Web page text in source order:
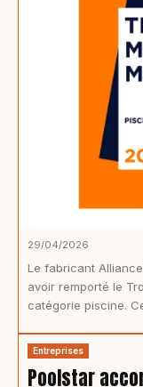
29/04/2026
Le fabricant
avoir remporté le
catégorie piscine.
Entreprises
Poolstar